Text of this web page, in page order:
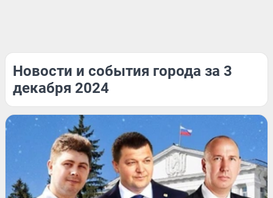
Новости и события города за 3
декабря 2024